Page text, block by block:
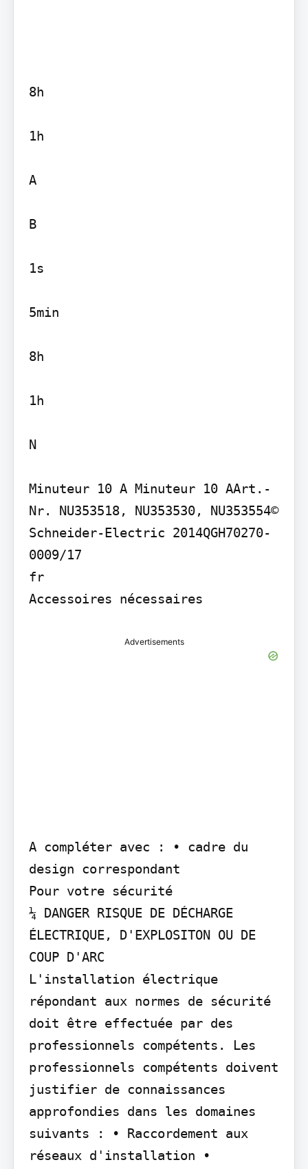
8h
1h
A
B
1s
5min
8h
1h
N
Minuteur 10 A Minuteur 10 AArt.-
Nr. NU353518, NU353530, NU353554©
Schneider-Electric 2014QGH70270-
0009/17
fr
Accessoires nécessaires
Advertisements
A compléter avec : • cadre du
design correspondant
Pour votre sécurité
¼ DANGER RISQUE DE DÉCHARGE
ÉLECTRIQUE, D'EXPLOSITON OU DE
COUP D'ARC
L'installation électrique
répondant aux normes de sécurité
doit être effectuée par des
professionnels compétents. Les
professionnels compétents doivent
justifier de connaissances
approfondies dans les domaines
suivants : • Raccordement aux
réseaux d'installation •